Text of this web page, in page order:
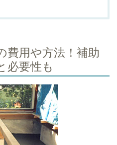
費用や方法！補助
必要性も